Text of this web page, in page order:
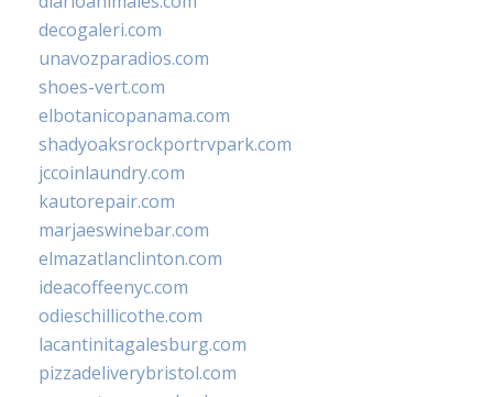
decogaleri.com
unavozparadios.com
shoes-vert.com
elbotanicopanama.com
shadyoaksrockportrvpark.com
jccoinlaundry.com
kautorepair.com
marjaeswinebar.com
elmazatlanclinton.com
ideacoffeenyc.com
odieschillicothe.com
lacantinitagalesburg.com
pizzadeliverybristol.com